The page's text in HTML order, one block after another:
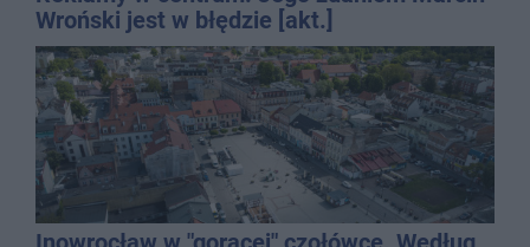
Wroński jest w błędzie [akt.]